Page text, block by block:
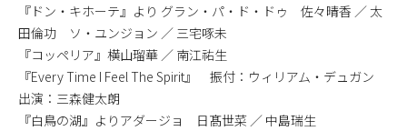
『ドン・キホーテ』より グラン・パ・ド・ドゥ 佐々晴香 ／ 太
田倫功 ソ・ユンジョン ／ 三宅啄未
『コッペリア』横山瑠華 ／ 南江祐生
『Every Time I Feel The Spirit』 振付：ウィリアム・デュガン
出演：三森健太朗
『白鳥の湖』よりアダージョ 日髙世菜 ／ 中島瑞生